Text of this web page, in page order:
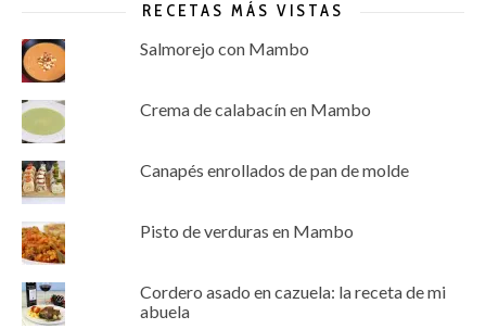
RECETAS MÁS VISTAS
Salmorejo con Mambo
Crema de calabacín en Mambo
Canapés enrollados de pan de molde
Pisto de verduras en Mambo
Cordero asado en cazuela: la receta de mi
abuela